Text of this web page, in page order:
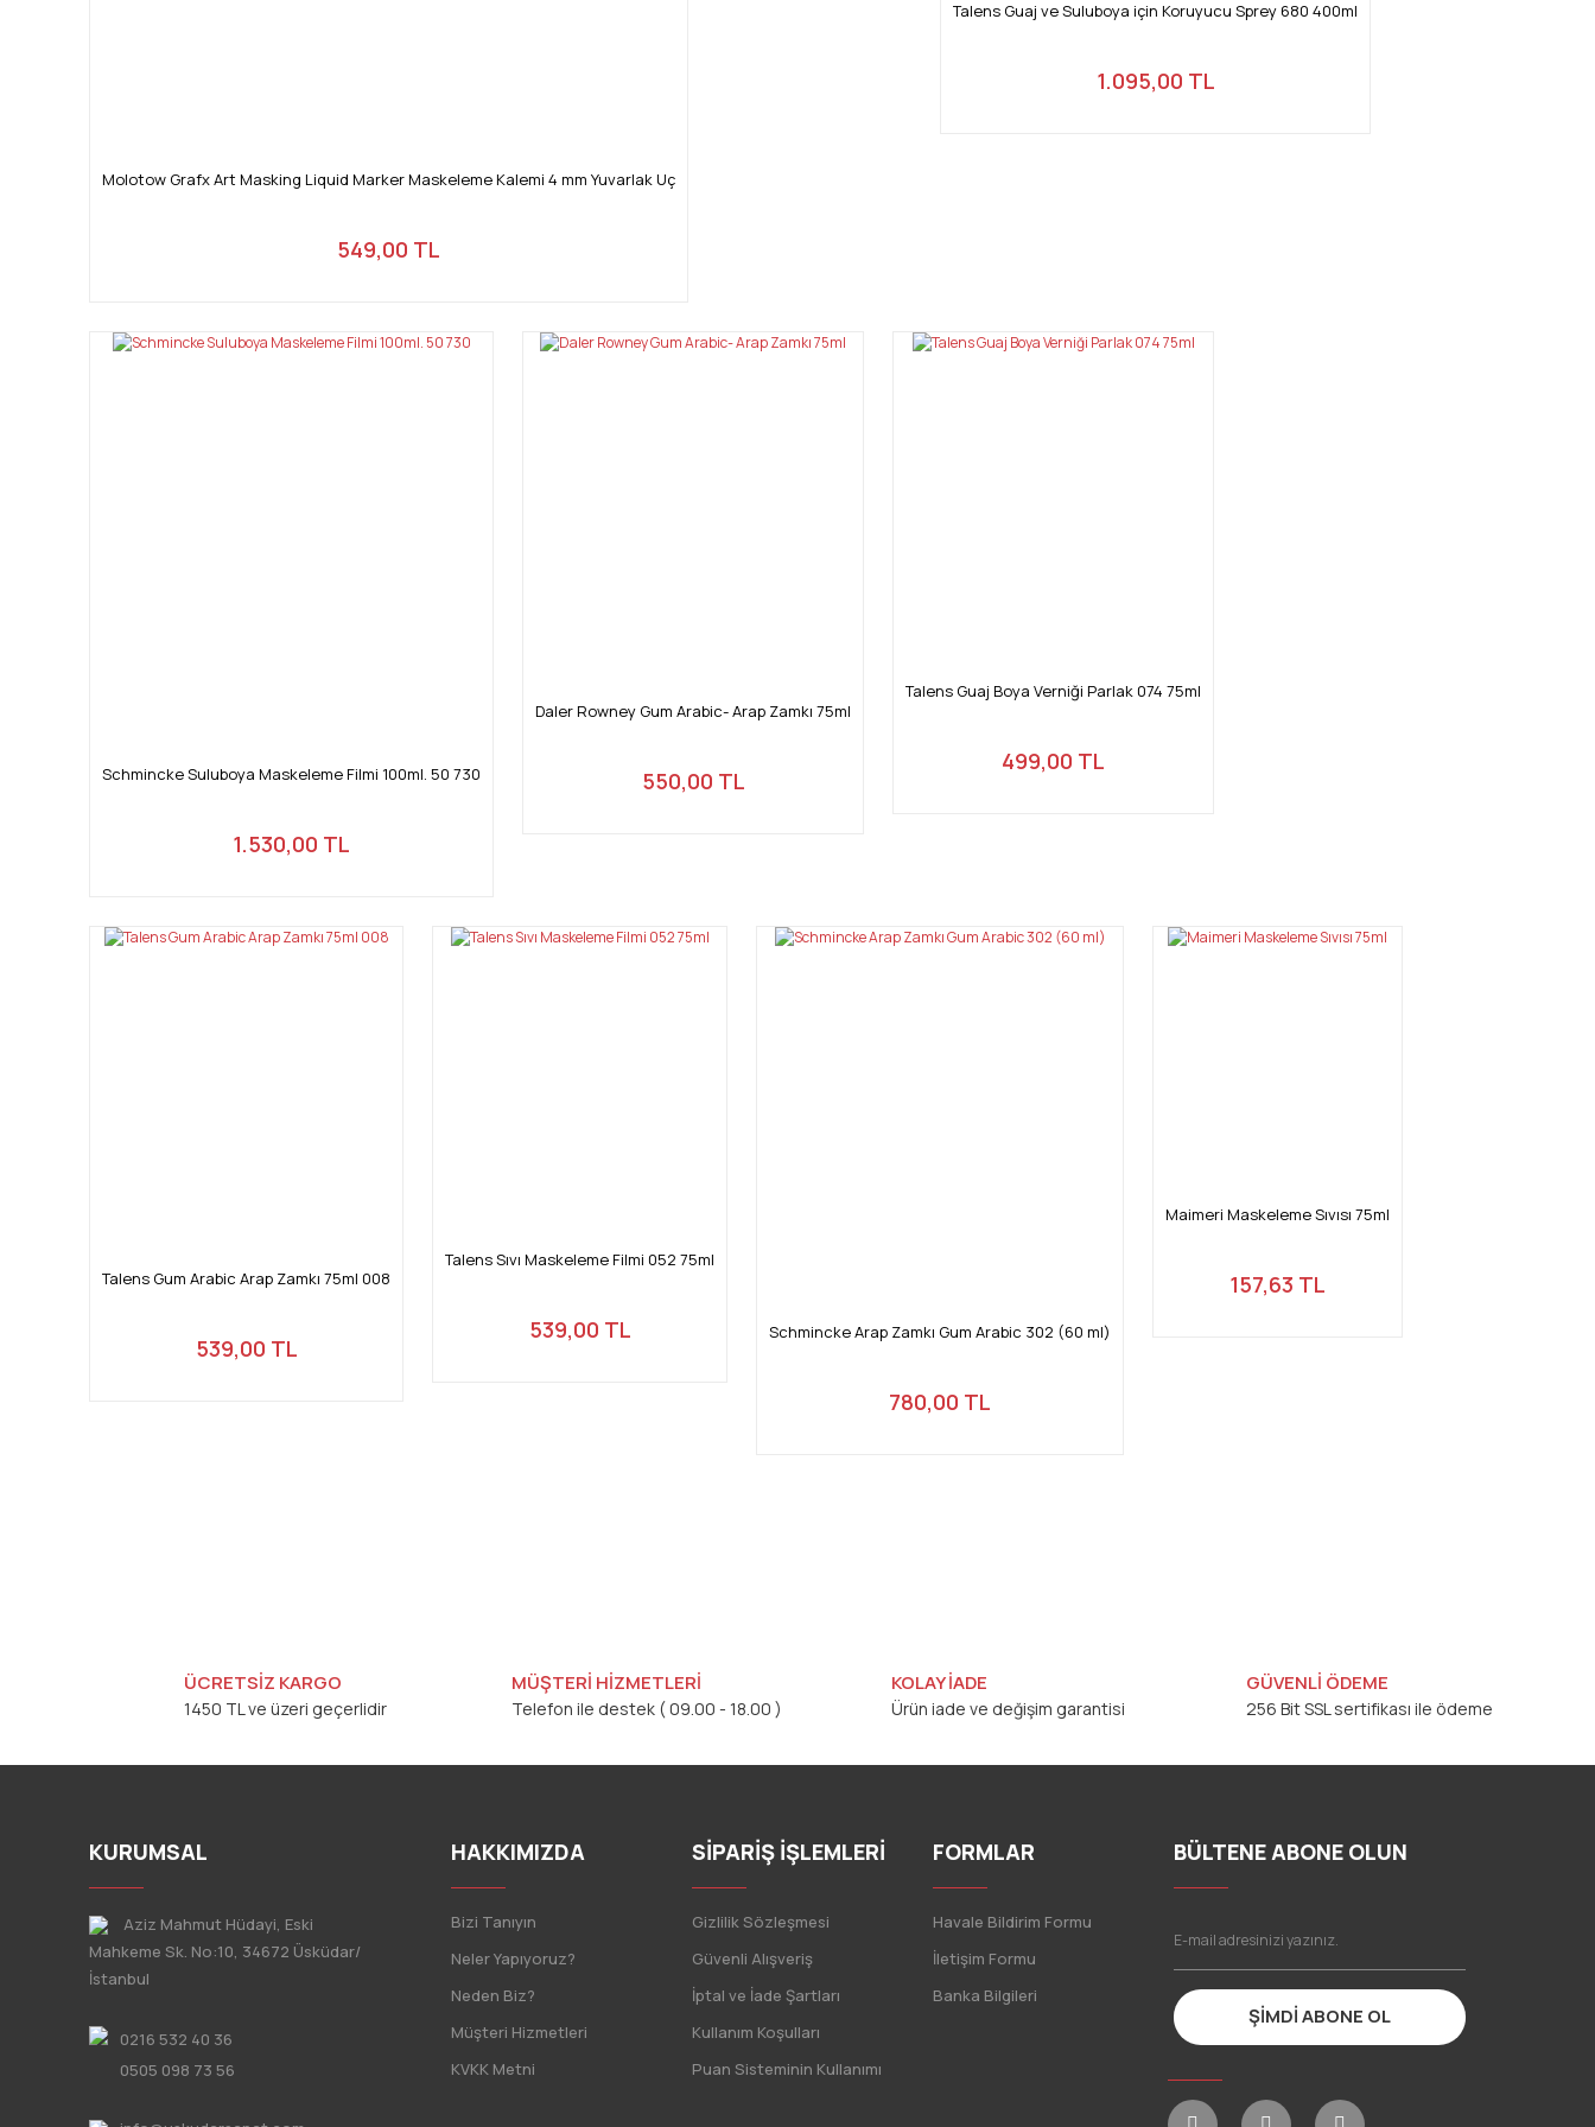
Molotow Grafx Art Masking Liquid Marker Maskeleme Kalemi 4 mm Yuvarlak Uç
549,00 TL
Talens Guaj ve Suluboya için Koruyucu Sprey 680 400ml
1.095,00 TL
Schmincke Suluboya Maskeleme Filmi 100ml. 50 730
1.530,00 TL
Daler Rowney Gum Arabic- Arap Zamkı 75ml
550,00 TL
Talens Guaj Boya Verniği Parlak 074 75ml
499,00 TL
Talens Gum Arabic Arap Zamkı 75ml 008
539,00 TL
Talens Sıvı Maskeleme Filmi 052 75ml
539,00 TL Schmincke Arap Zamkı Gum Arabic 302 (60 ml)
780,00 TL
Maimeri Maskeleme Sıvısı 75ml
157,63 TL
ÜCRETSİZ KARGO
1450 TL ve üzeri geçerlidir
MÜŞTERİ HİZMETLERİ
Telefon ile destek ( 09.00 - 18.00 )
KOLAY İADE
Ürün iade ve değişim garantisi
GÜVENLİ ÖDEME
256 Bit SSL sertifikası ile ödeme
KURUMSAL
Aziz Mahmut Hüdayi, Eski
Mahkeme Sk. No:10, 34672 Üsküdar/
İstanbul
0216 532 40 36
0505 098 73 56
HAKKIMIZDA
Bizi Tanıyın
Neler Yapıyoruz?
Neden Biz?
Müşteri Hizmetleri
KVKK Metni
SİPARİŞ İŞLEMLERİ
Gizlilik Sözleşmesi
Güvenli Alışveriş
İptal ve İade Şartları
Kullanım Koşulları
Puan Sisteminin Kullanımı
FORMLAR
Havale Bildirim Formu
İletişim Formu
Banka Bilgileri
BÜLTENE ABONE OLUN
ŞİMDİ ABONE OL